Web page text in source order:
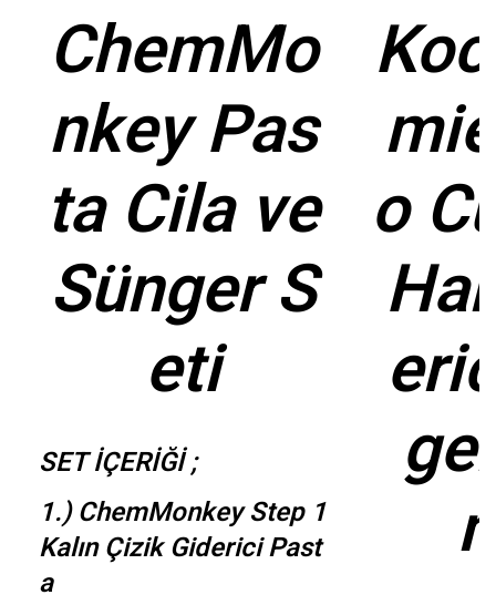
ChemMo
nkey Pas
ta Cila ve
Sünger S
eti
SET İÇERİĞİ ;
1.) ChemMonkey Step 1
Kalın Çizik Giderici Past
a
o